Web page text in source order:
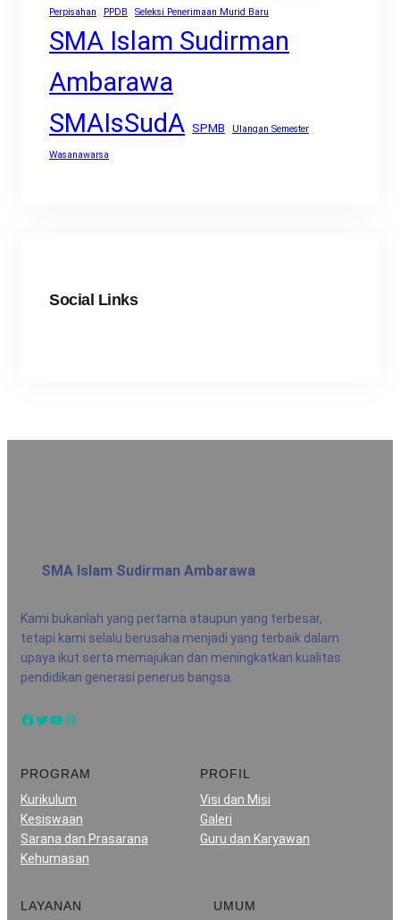
Perpisahan
PPDB Seleksi Penerimaan Murid Baru
SMA Islam Sudirman
Ambarawa
SMAIsSudA SPMB Ulangan Semester
Wasanawarsa
Social Links
SMA Islam Sudirman Ambarawa
Kami bukanlah yang pertama ataupun yang terbesar,
tetapi kami selalu berusaha menjadi yang terbaik dalam
upaya ikut serta memajukan dan meningkatkan kualitas
pendidikan generasi penerus bangsa.
Facebook Twitter YouTube Instagram
PROGRAM
Kurikulum
Kesiswaan
Sarana dan Prasarana
Kehumasan
PROFIL
Visi dan Misi
Galeri
Guru dan Karyawan
LAYANAN UMUM